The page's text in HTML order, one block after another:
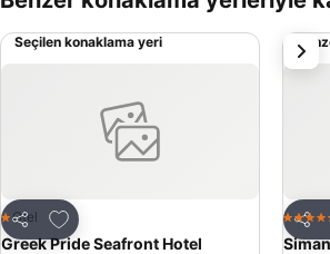
Seçilen konaklama yeri
Paylaş
Favorilerime ekle
1 Yıldız
Otel
Greek Pride Seafront Hotel
5 Yıldız